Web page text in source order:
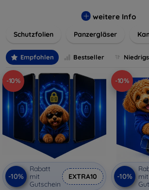
installieren und passgenau für jedes
wertvolles Gerät mit unseren
digitales Erlebnis.
weitere Info
Schutzfolien Panzergläser
Empfohlen Bestseller
-10%
-10%
Rabatt
mit
Gutschein
EXTRA10
-10%
-10%
mit